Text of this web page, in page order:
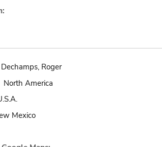
Dechamps, Roger
North America
Mexico